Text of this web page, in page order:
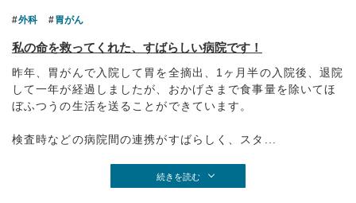
外科 胃がん
私の命を救ってくれた、すばらしい病院です！
昨年、胃がんで入院して胃を全摘出、1ヶ月半の入院後、退院
して一年が経過しましたが、おかげさまで食事量を除いてほ
ぼふつうの生活を送ることができています。
検査時などの病院間の連携がすばらしく、スタ...
続きを読む